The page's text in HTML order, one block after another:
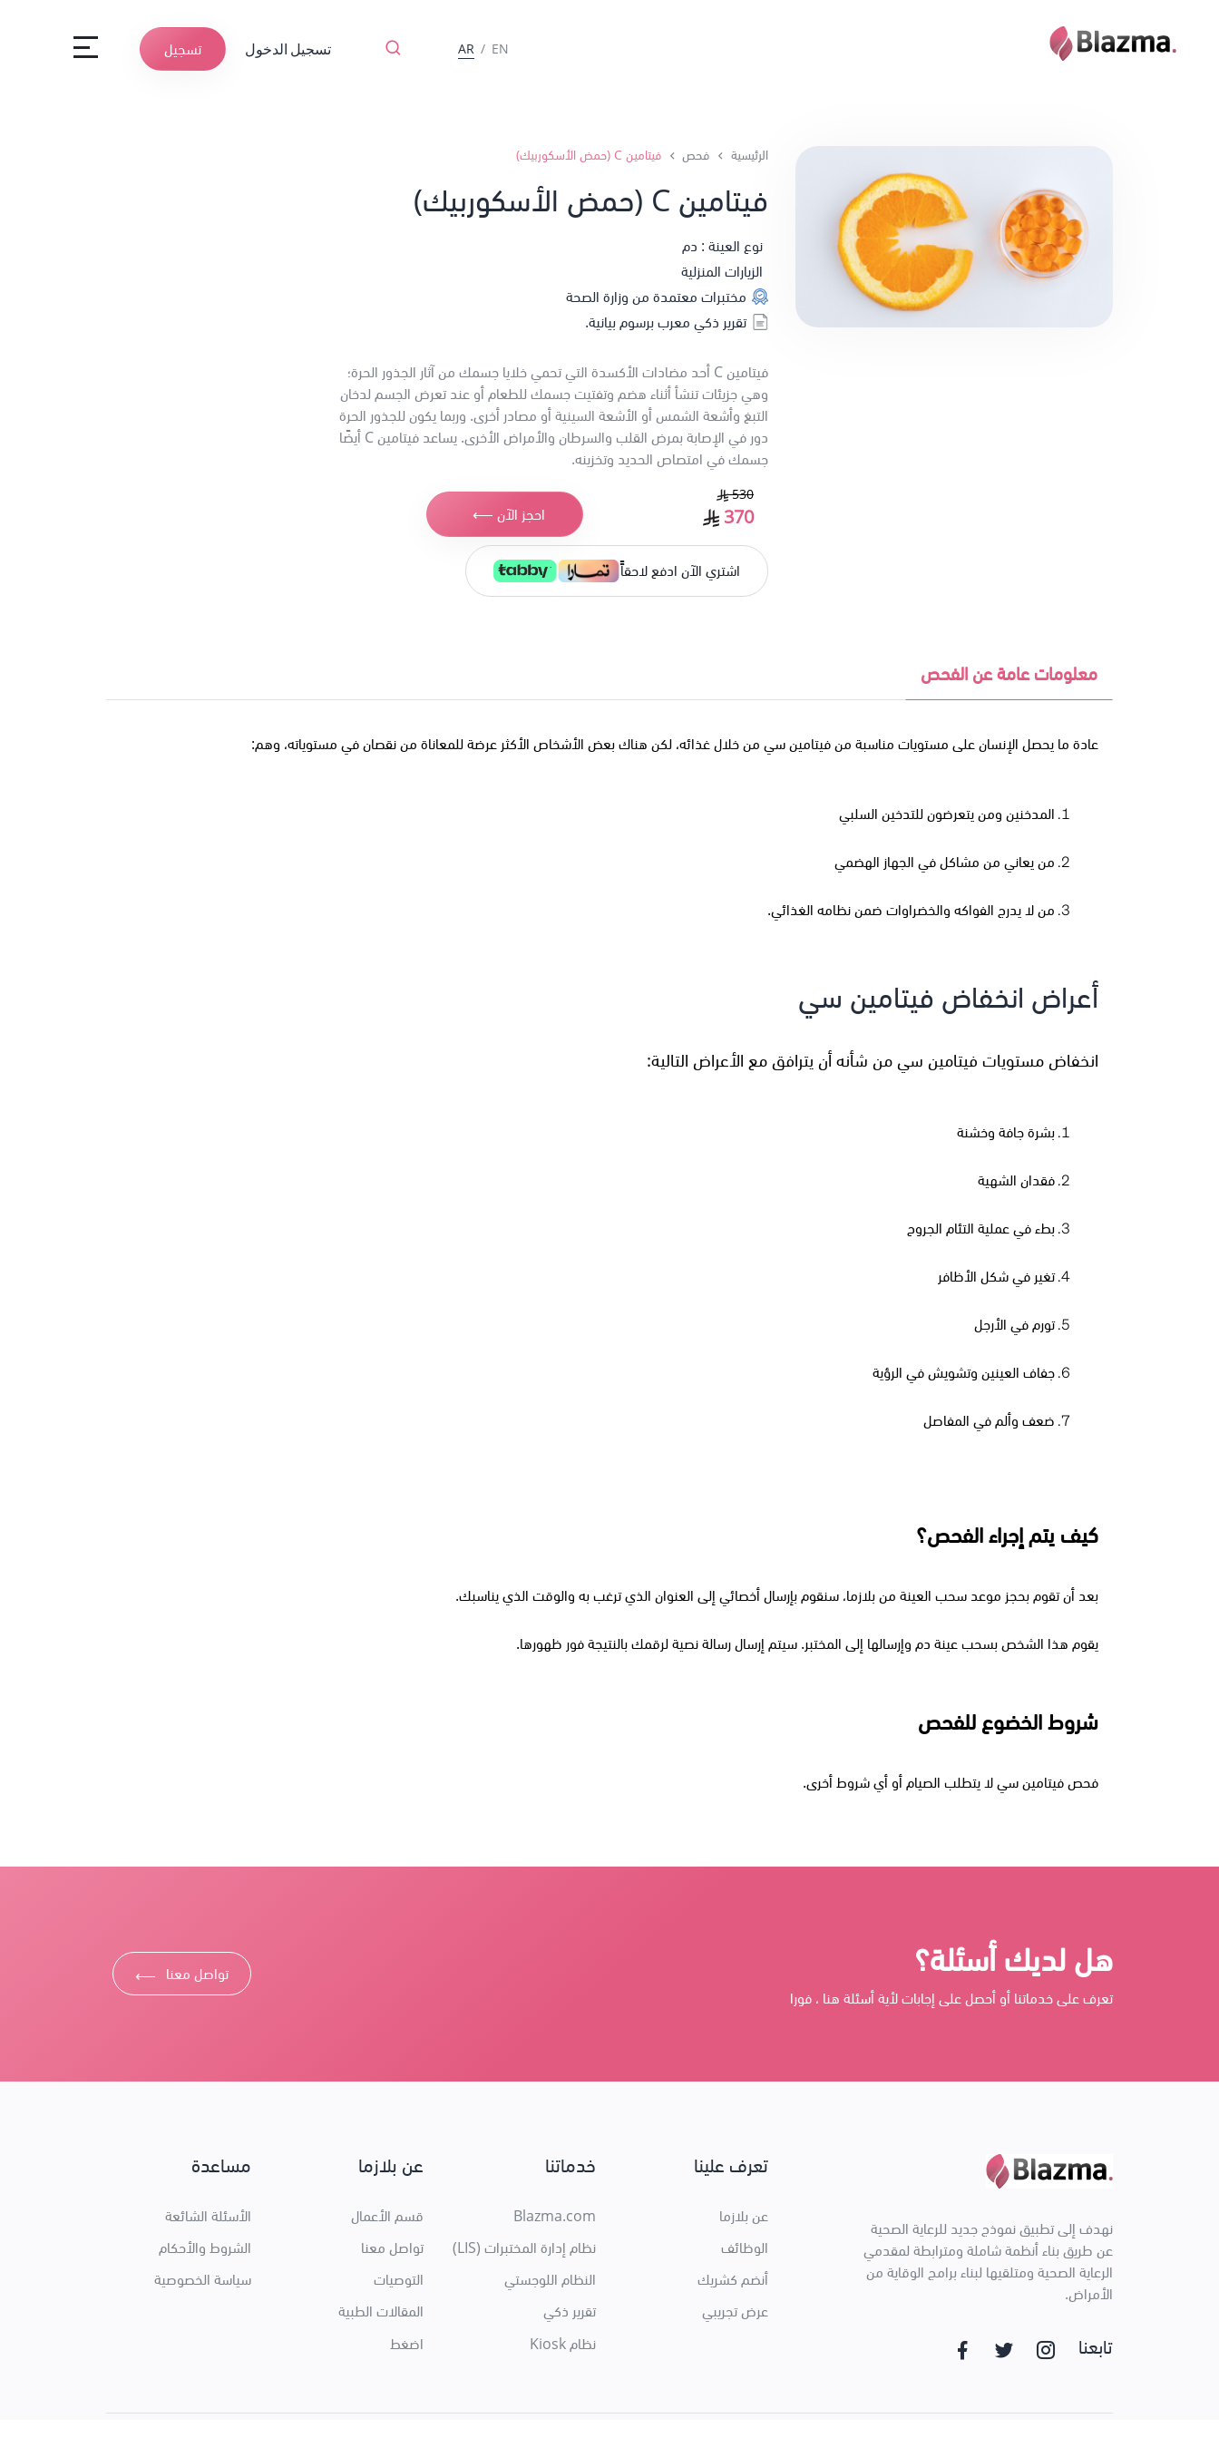
EN
/
AR تسجيل الدخول تسجيل
الرئيسية فحص فيتامين C (حمض الأسكوربيك)
فيتامين C (حمض الأسكوربيك)
نوع العينة : دم
الزيارات المنزلية
مختبرات معتمدة من وزارة الصحة
تقرير ذكي معرب برسوم بيانية.
فيتامين C أحد مضادات الأكسدة التي تحمي خلايا جسمك من آثار الجذور الحرة؛
وهي جزيئات تنشأ أثناء هضم وتفتيت جسمك للطعام أو عند تعرض الجسم لدخان
التبغ وأشعة الشمس أو الأشعة السينية أو مصادر أخرى. وربما يكون للجذور الحرة
دور في الإصابة بمرض القلب والسرطان والأمراض الأخرى. يساعد فيتامين C أيضًا
جسمك في امتصاص الحديد وتخزينه.
530
370 احجز الآن ⟵
اشتري الآن ادفع لاحقاًً
معلومات عامة عن الفحص
عادة ما يحصل الإنسان على مستويات مناسبة من فيتامين سي من خلال غذائه، لكن هناك بعض الأشخاص الأكثر عرضة للمعاناة من نقصان في مستوياته، وهم:
المدخنين ومن يتعرضون للتدخين السلبي
من يعاني من مشاكل في الجهاز الهضمي
من لا يدرج الفواكه والخضراوات ضمن نظامه الغذائي.
أعراض انخفاض فيتامين سي
انخفاض مستويات فيتامين سي من شأنه أن يترافق مع الأعراض التالية:
بشرة جافة وخشنة
فقدان الشهية
بطء في عملية التئام الجروح
تغير في شكل الأظافر
تورم في الأرجل
جفاف العينين وتشويش في الرؤية
ضعف وألم في المفاصل
كيف يتم إجراء الفحص؟
بعد أن تقوم بحجز موعد سحب العينة من بلازما، سنقوم بإرسال أخصائي إلى العنوان الذي ترغب به والوقت الذي يناسبك.
يقوم هذا الشخص بسحب عينة دم وإرسالها إلى المختبر. سيتم إرسال رسالة نصية لرقمك بالنتيجة فور ظهورها.
شروط الخضوع للفحص
فحص فيتامين سي لا يتطلب الصيام أو أي شروط أخرى.
هل لديك أسئلة؟
تعرف على خدماتنا أو أحصل على إجابات لأية أسئلة هنا ، فورا
تواصل معنا ⟶
نهدف إلى تطبيق نموذج جديد للرعاية الصحية
عن طريق بناء أنظمة شاملة ومترابطة لمقدمي
الرعاية الصحية ومتلقيها لبناء برامج الوقاية من
الأمراض.
تابعنا
تعرف علينا
عن بلازما
الوظائف
أنضم كشريك
عرض تجريبي
خدماتنا
Blazma.com
نظام إدارة المختبرات (LIS)
النظام اللوجستي
تقرير ذكي
نظام Kiosk
عن بلازما
قسم الأعمال
تواصل معنا
التوصيات
المقالات الطبية
اضغط
مساعدة
الأسئلة الشائعة
الشروط والأحكام
سياسة الخصوصية